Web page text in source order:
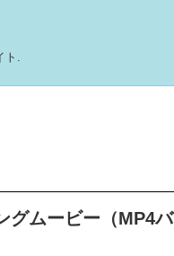
ト.
グムービー（MP4